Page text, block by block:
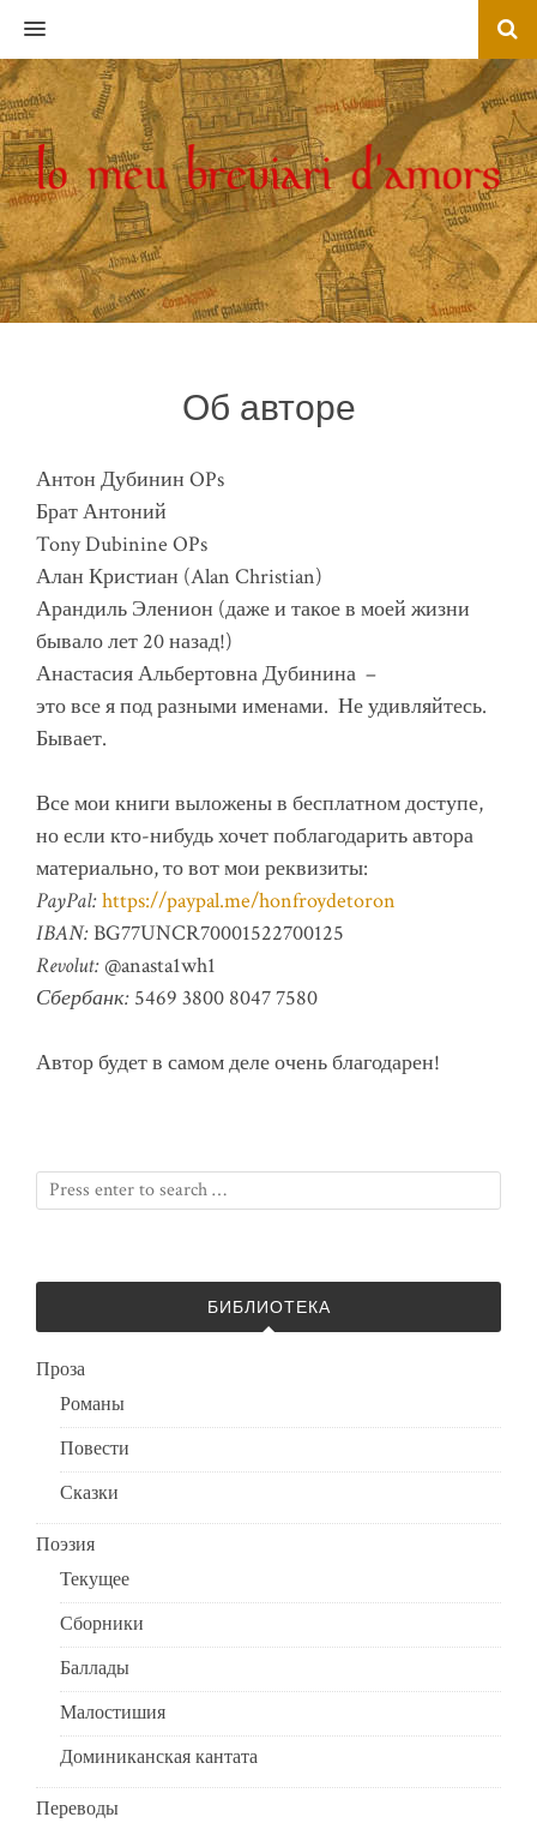
MENU
Об авторе
Антон Дубинин OPs
Брат Антоний
Tony Dubinine OPs
Алан Кристиан (Alan Christian)
Арандиль Эленион (даже и такое в моей жизни
бывало лет 20 назад!)
Анастасия Альбертовна Дубинина –
это все я под разными именами. Не удивляйтесь.
Бывает.
Все мои книги выложены в бесплатном доступе,
но если кто-нибудь хочет поблагодарить автора
материально, то вот мои реквизиты:
PayPal:https://paypal.me/honfroydetoron
IBAN:BG77UNCR70001522700125
Revolut: @anasta1wh1
Сбербанк: 5469 3800 8047 7580
Автор будет в самом деле очень благодарен!
БИБЛИОТЕКА
Проза
Романы
Повести
Сказки
Поэзия
Текущее
Сборники
Баллады
Малостишия
Доминиканская кантата
Переводы